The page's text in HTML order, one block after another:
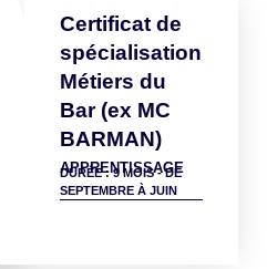
Certificat de
spécialisation
Métiers du
Bar (ex MC
BARMAN)
APPRENTISSAGE
DURÉE : 9 MOIS - DE
SEPTEMBRE À JUIN